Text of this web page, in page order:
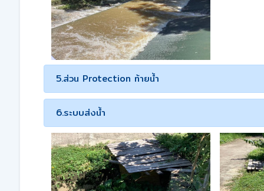
5.ส่วน Protection ท้ายน้ำ
6.ระบบส่งน้ำ